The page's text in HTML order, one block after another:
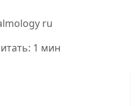
ru
1 мин